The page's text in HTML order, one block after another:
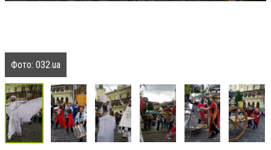
Фото: 032.ua